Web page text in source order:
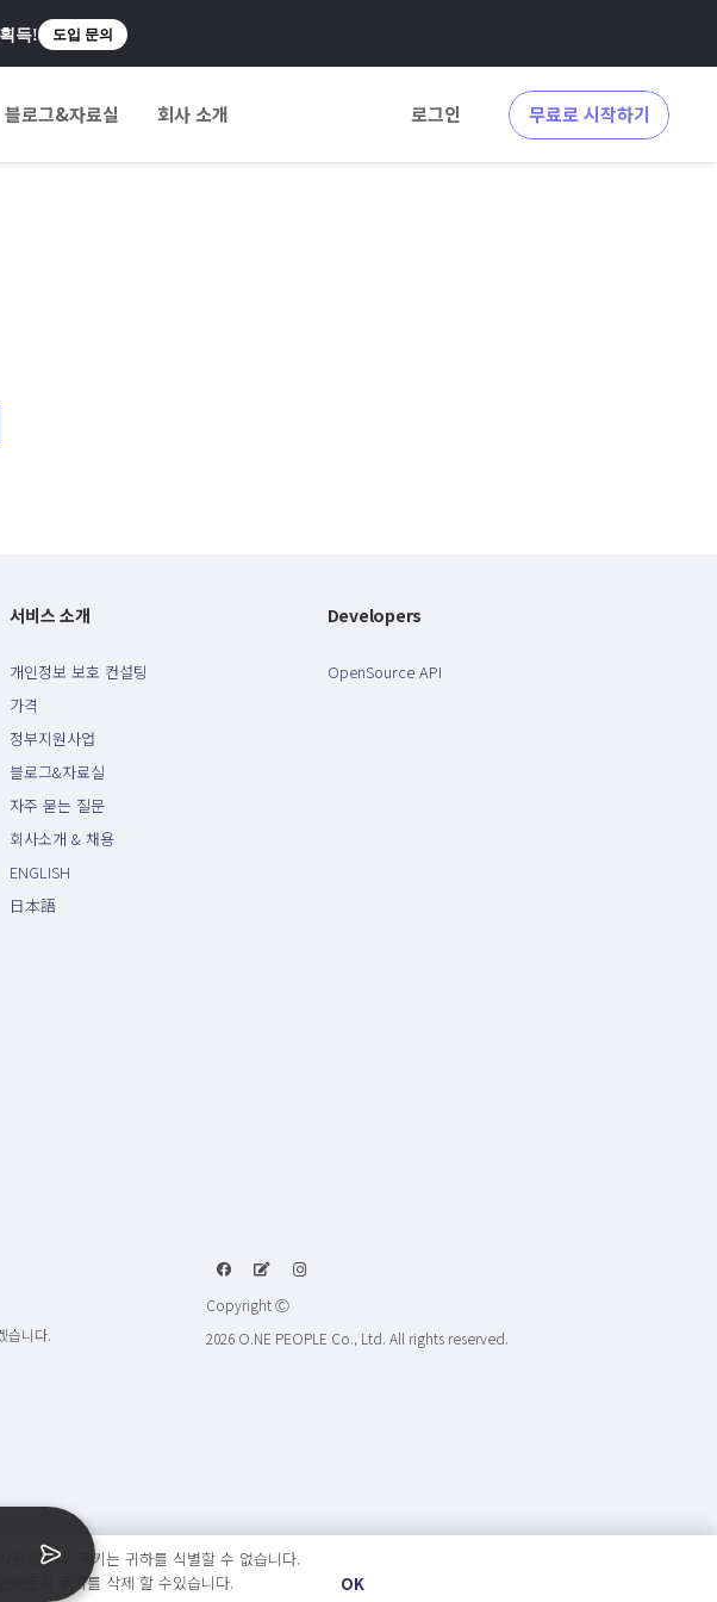
득! 도입 문의
블로그&자료실 회사 소개 로그인 무료로 시작하기
서비스 소개
개인정보 보호 컨설팅
가격
정부지원사업
블로그&자료실
자주 묻는 질문
회사소개 & 채용
ENGLISH
日本語
Developers
OpenSource API
습니다.
Copyright Ⓒ
2026 O.NE PEOPLE Co., Ltd. All rights reserved.
합니다. 쿠키는 귀하를 식별할 수 없습니다.
제든지 쿠키를 삭제 할 수있습니다.
OK